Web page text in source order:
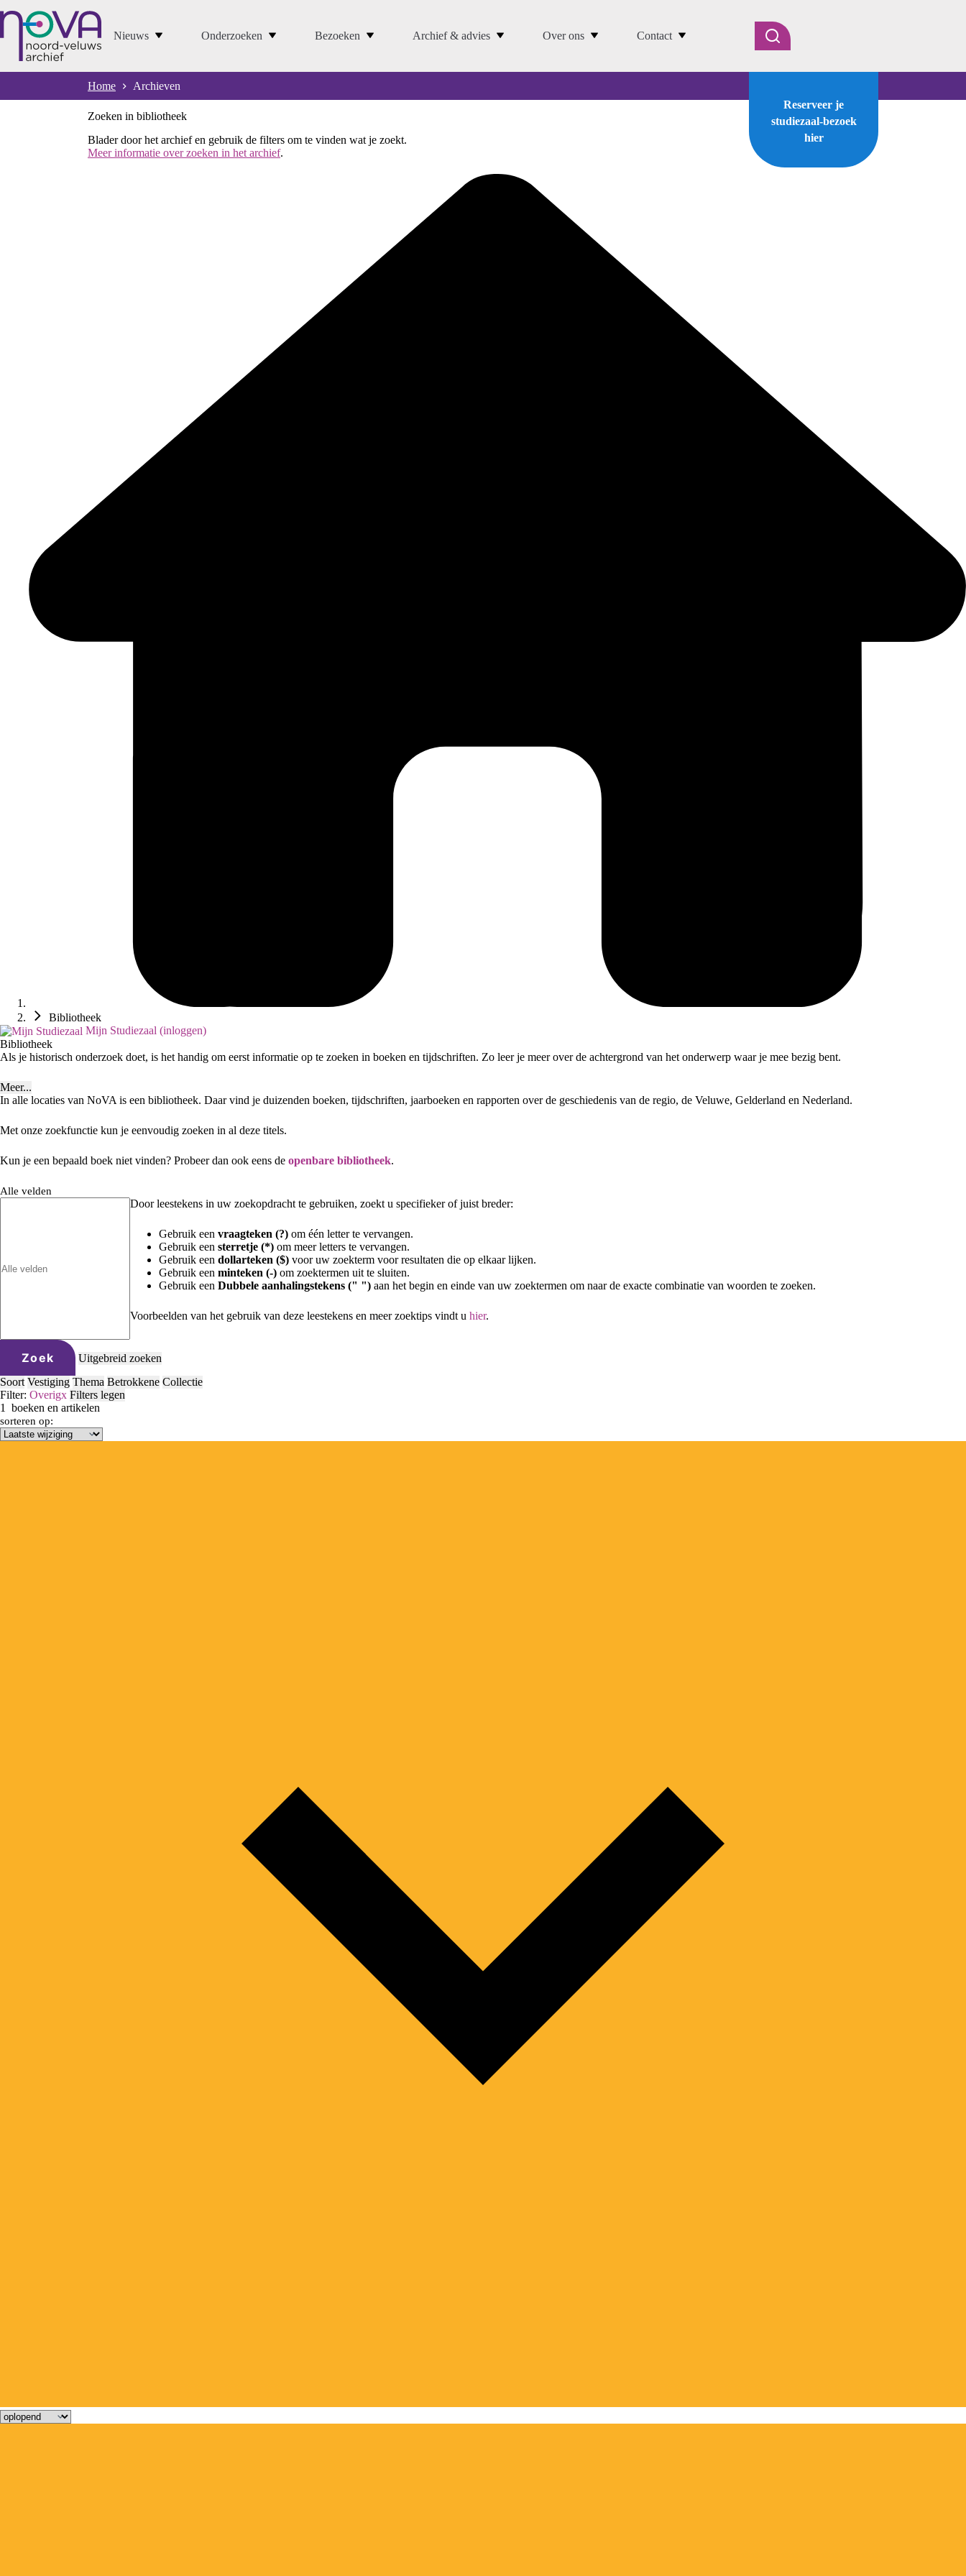
naar
inhoud
Nieuws Onderzoeken Bezoeken Archief & advies Over ons Contact
Home
Archieven
Reserveer je
studiezaal-bezoek
hier
Zoeken in bibliotheek
Blader door het archief en gebruik de filters om te vinden wat je zoekt.
Meer informatie over zoeken in het archief.
Bibliotheek
Mijn Studiezaal (inloggen)
Bibliotheek
Als je historisch onderzoek doet, is het handig om eerst informatie op te zoeken in boeken en tijdschriften. Zo leer je meer over de achtergrond van het onderwerp waar je mee bezig bent.
Meer...
In alle locaties van NoVA is een bibliotheek. Daar vind je duizenden boeken, tijdschriften, jaarboeken en rapporten over de geschiedenis van de regio, de Veluwe, Gelderland en Nederland.
Met onze zoekfunctie kun je eenvoudig zoeken in al deze titels.
Kun je een bepaald boek niet vinden? Probeer dan ook eens de openbare bibliotheek.
Alle velden
Door leestekens in uw zoekopdracht te gebruiken, zoekt u specifieker of juist breder:
Gebruik een vraagteken (?) om één letter te vervangen.
Gebruik een sterretje (*) om meer letters te vervangen.
Gebruik een dollarteken ($) voor uw zoekterm voor resultaten die op elkaar lijken.
Gebruik een minteken (-) om zoektermen uit te sluiten.
Gebruik een Dubbele aanhalingstekens (" ") aan het begin en einde van uw zoektermen om naar de exacte combinatie van woorden te zoeken.
Voorbeelden van het gebruik van deze leestekens en meer zoektips vindt u hier.
Zoek
Uitgebreid zoeken
Soort Vestiging Thema Betrokkene Collectie
Filter: Overigx Filters legen
1
boeken en artikelen
sorteren op: